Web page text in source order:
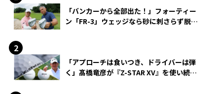
「バンカーから全部出た！」フォーティー
ン「FR-3」ウェッジなら砂に刺さらず脱出
「アプローチは食いつき、ドライバーは弾
く」髙橋竜彦が『Z-STAR XV』を使い続け